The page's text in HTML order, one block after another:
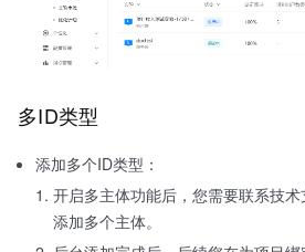
多ID类型
添加多个ID类型：
开启多主体功能后，您需要联系技
添加多个主体。